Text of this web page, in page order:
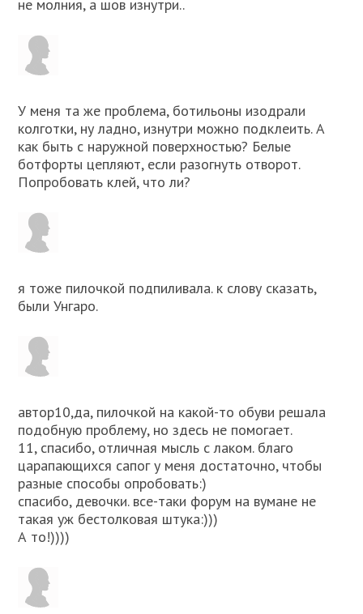
не молния, а шов изнутри..
У меня та же проблема, ботильоны изодрали
колготки, ну ладно, изнутри можно подклеить. А
как быть с наружной поверхностью? Белые
ботфорты цепляют, если разогнуть отворот.
Попробовать клей, что ли?
я тоже пилочкой подпиливала. к слову сказать,
были Унгаро.
автор10,да, пилочкой на какой-то обуви решала
подобную проблему, но здесь не помогает.
11, спасибо, отличная мысль с лаком. благо
царапающихся сапог у меня достаточно, чтобы
разные способы опробовать:)
спасибо, девочки. все-таки форум на вумане не
такая уж бестолковая штука:)))
А то!))))